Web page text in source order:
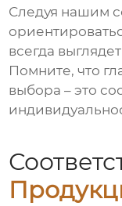
Следуя нашим
всегда
Помните, что
выбора – это